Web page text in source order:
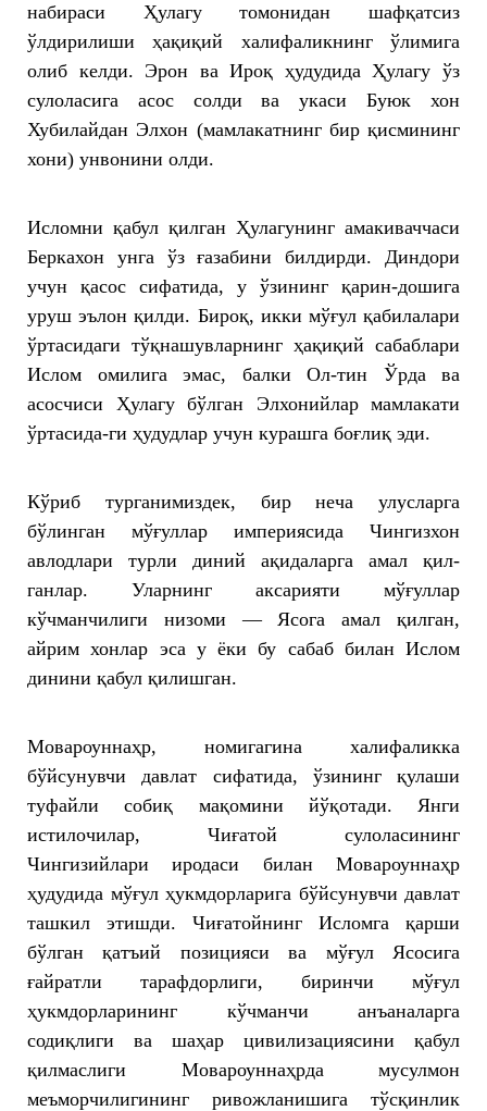
набираси Ҳулагу томонидан шафқатсиз
ўлдирилиши ҳақиқий халифаликнинг ўлимига
олиб келди. Эрон ва Ироқ ҳудудида Ҳулагу ўз
сулоласига асос солди ва укаси Буюк хон
Хубилайдан Элхон (мамлакатнинг бир қисмининг
хони) унвонини олди.
Исломни қабул қилган Ҳулагунинг амакиваччаси
Беркахон унга ўз ғазабини билдирди. Диндори
учун қасос сифатида, у ўзининг қарин-дошига
уруш эълон қилди. Бироқ, икки мўғул қабилалари
ўртасидаги тўқнашувларнинг ҳақиқий сабаблари
Ислом омилига эмас, балки Ол-тин Ўрда ва
асосчиси Ҳулагу бўлган Элхонийлар мамлакати
ўртасида-ги ҳудудлар учун курашга боғлиқ эди.
Кўриб турганимиздек, бир неча улусларга
бўлинган мўғуллар империясида Чингизхон
авлодлари турли диний ақидаларга амал қил-
ганлар. Уларнинг аксарияти мўғуллар
кўчманчилиги низоми — Ясога амал қилган,
айрим хонлар эса у ёки бу сабаб билан Ислом
динини қабул қилишган.
Мовароуннаҳр, номигагина халифаликка
бўйсунувчи давлат сифатида, ўзининг қулаши
туфайли собиқ мақомини йўқотади. Янги
истилочилар, Чиғатой сулоласининг
Чингизийлари иродаси билан Мовароуннаҳр
ҳудудида мўғул ҳукмдорларига бўйсунувчи давлат
ташкил этишди. Чиғатойнинг Исломга қарши
бўлган қатъий позицияси ва мўғул Ясосига
ғайратли тарафдорлиги, биринчи мўғул
ҳукмдорларининг кўчманчи анъаналарга
содиқлиги ва шаҳар цивилизациясини қабул
қилмаслиги Мовароуннаҳрда мусулмон
меъморчилигининг ривожланишига тўсқинлик